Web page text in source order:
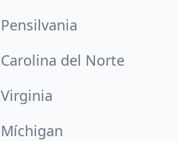
Pensilvania
Carolina del Norte
Virginia
Míchigan